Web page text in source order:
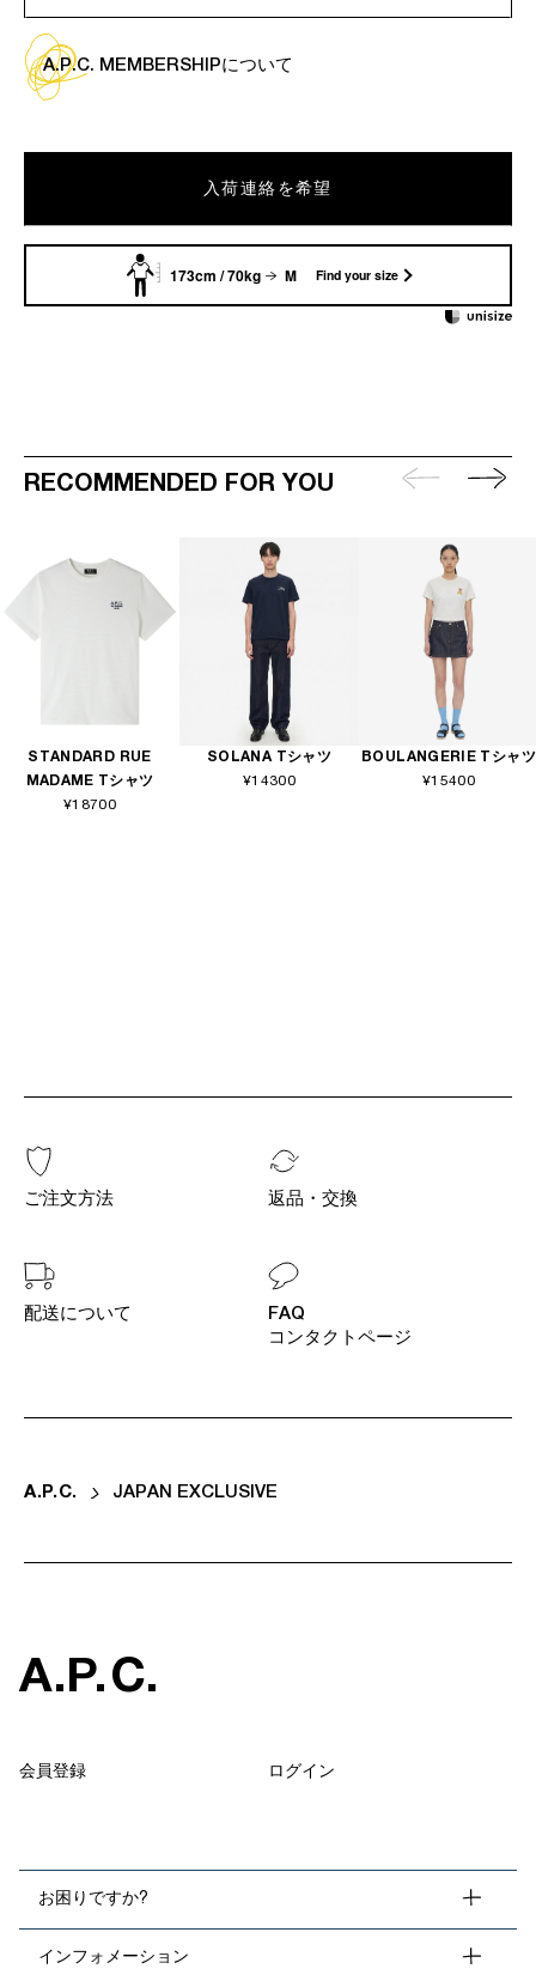
A.P.C. MEMBERSHIPについて
入荷連絡を希望
173cm / 70kg M Find your size
RECOMMENDED FOR YOU
STANDARD RUE
MADAME Tシャツ
¥18700
SOLANA Tシャツ
¥14300
BOULANGERIE Tシャツ
¥15400
ご注文方法 返品・交換
配送について
FAQ
コンタクトページ
A. P. C. JAPAN EXCLUSIVE
A.P.C.
会員登録 ログイン
お困りですか?
インフォメーション